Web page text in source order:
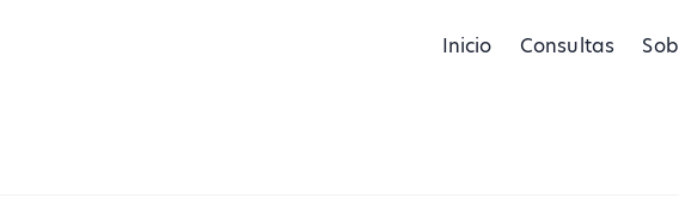
Inicio Consultas